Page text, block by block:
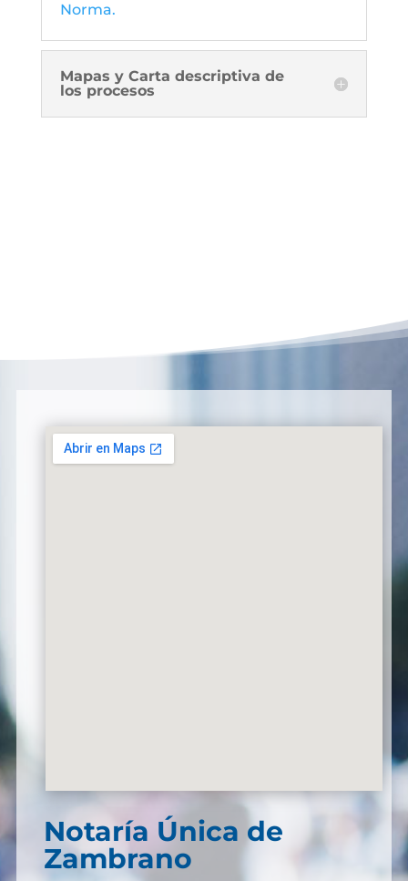
Norma.
Mapas y Carta descriptiva de
los procesos
Notaría Única de
Zambrano